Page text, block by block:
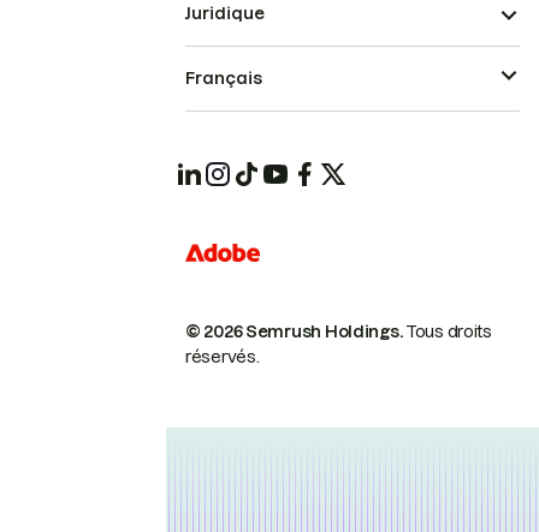
© 2026 Semrush Holdings.Tous droits
réservés.
Juridique
Français